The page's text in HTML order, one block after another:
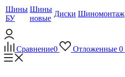
Шины
БУ
Шины
новые
Диски Шиномонтаж
Сравнение0 Отложенные 0